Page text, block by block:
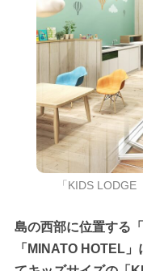
「KIDS LODGE
島の西部に位置する
「MINATO HOTEL